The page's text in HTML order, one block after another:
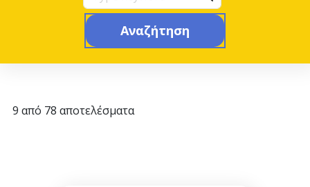
Αναζήτηση
9 από 78 αποτελέσματα